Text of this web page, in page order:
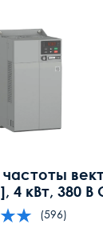
4 кВт, 380 В
(596)